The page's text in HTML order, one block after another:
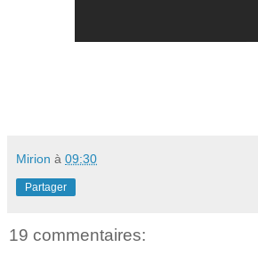
Mirion à 09:30
Partager
19 commentaires: